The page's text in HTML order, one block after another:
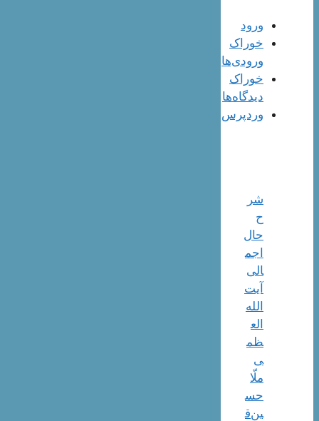
ورود
خوراک
ورودی‌ها
خوراک
دیدگاه‌ها
وردپرس
شر
ح
حال
اجم
الی
آیت‌
الله‌
الع
ظم
ی
ملّا
حس
ین‌ق